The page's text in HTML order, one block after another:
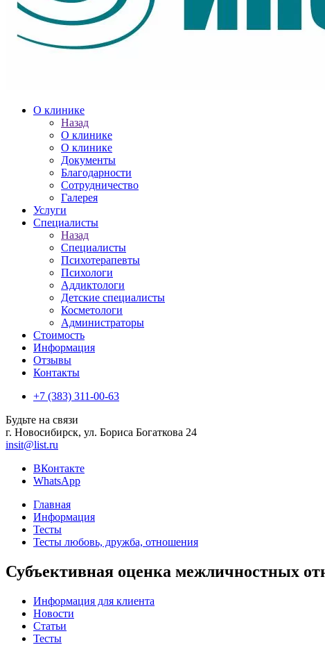
О клинике
Назад
О клинике
О клинике
Документы
Благодарности
Сотрудничество
Галерея
Услуги
Специалисты
Назад
Специалисты
Психотерапевты
Психологи
Аддиктологи
Детские специалисты
Косметологи
Администраторы
Стоимость
Информация
Отзывы
Контакты
+7 (383) 311-00-63
Будьте на связи
г. Новосибирск, ул. Бориса Богаткова 24
insit@list.ru
ВКонтакте
WhatsApp
Главная
Информация
Тесты
Тесты любовь, дружба, отношения
Субъективная оценка межличностных
Информация для клиента
Новости
Статьи
Тесты